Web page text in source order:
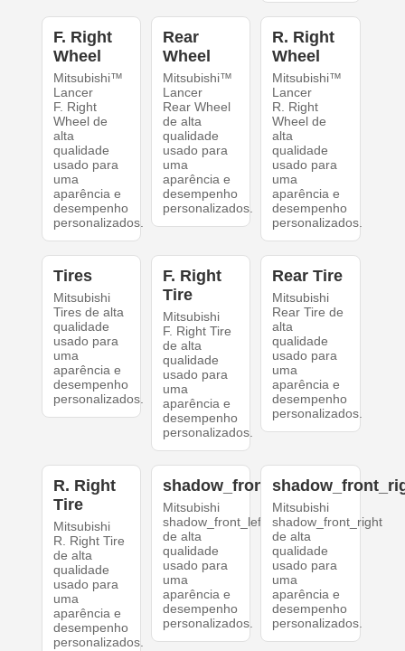
F. Right
Wheel
Mitsubishi™
Lancer
F. Right
Wheel de
alta
qualidade
usado para
uma
aparência e
desempenho
personalizados.
Rear
Wheel
Mitsubishi™
Lancer
Rear Wheel
de alta
qualidade
usado para
uma
aparência e
desempenho
personalizados.
R. Right
Wheel
Mitsubishi™
Lancer
R. Right
Wheel de
alta
qualidade
usado para
uma
aparência e
desempenho
personalizados.
Tires
Mitsubishi
Tires de alta
qualidade
usado para
uma
aparência e
desempenho
personalizados.
F. Right
Tire
Mitsubishi
F. Right Tire
de alta
qualidade
usado para
uma
aparência e
desempenho
personalizados.
Rear Tire
Mitsubishi
Rear Tire de
alta
qualidade
usado para
uma
aparência e
desempenho
personalizados.
R. Right
Tire
Mitsubishi
R. Right Tire
de alta
qualidade
usado para
uma
aparência e
desempenho
personalizados.
shadow_front_left
Mitsubishi
shadow_front_left
de alta
qualidade
usado para
uma
aparência e
desempenho
personalizados.
Mitsubishi
shadow_front_right
de alta
qualidade
usado para
uma
aparência e
desempenho
personalizados.